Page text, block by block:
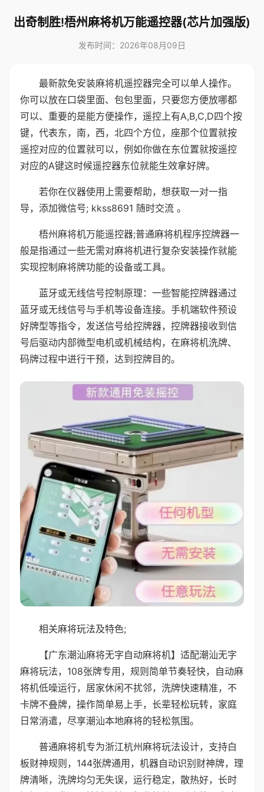
出奇制胜!梧州麻将机万能遥控器(芯片加强版)
发布时间：2026年08月09日
最新款免安装麻将机遥控器完全可以单人操作。
你可以放在口袋里面、包包里面，只要您方便放哪都
可以、重要的是能方便操作，遥控上有A,B,C,D四个按
键，代表东，南，西，北四个方位，座那个位置就按
遥控对应的位置就可以，例如你做在东位置就按遥控
对应的A键这时候遥控器东位就能生效拿好牌。
若你在仪器使用上需要帮助，想获取一对一指
导，添加微信号; kkss8691 随时交流 。
梧州麻将机万能遥控器;普通麻将机程序控牌器一
般是指通过一些无需对麻将机进行复杂安装操作就能
实现控制麻将牌功能的设备或工具。
蓝牙或无线信号控制原理：一些智能控牌器通过
蓝牙或无线信号与手机等设备连接。手机端软件预设
好牌型等指令，发送信号给控牌器，控牌器接收到信
号后驱动内部微型电机或机械结构，在麻将机洗牌、
码牌过程中进行干预，达到控牌目的。
相关麻将玩法及特色;
【广东潮汕麻将无字自动麻将机】适配潮汕无字
麻将玩法，108张牌专用，规则简单节奏轻快，自动麻
将机低噪运行，居家休闲不扰邻，洗牌快速精准，不
卡牌不叠牌，操作简单易上手，长辈轻松玩转，家庭
日常消遣，尽享潮汕本地麻将的轻松氛围。
普通麻将机专为浙江杭州麻将玩法设计，支持白
板财神规则，144张牌通用，机器自动识别财神牌，理
牌清晰，洗牌均匀无失误，运行稳定，散热好，长时